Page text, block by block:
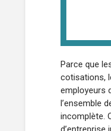
Parce que
cotisations,
employeurs
l’ensemble
incomplète.